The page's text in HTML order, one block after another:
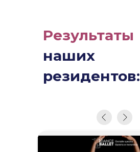
Результаты
наших
резидентов: